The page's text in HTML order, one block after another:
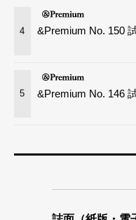
4 &Premium No. 150
5 &Premium No. 146